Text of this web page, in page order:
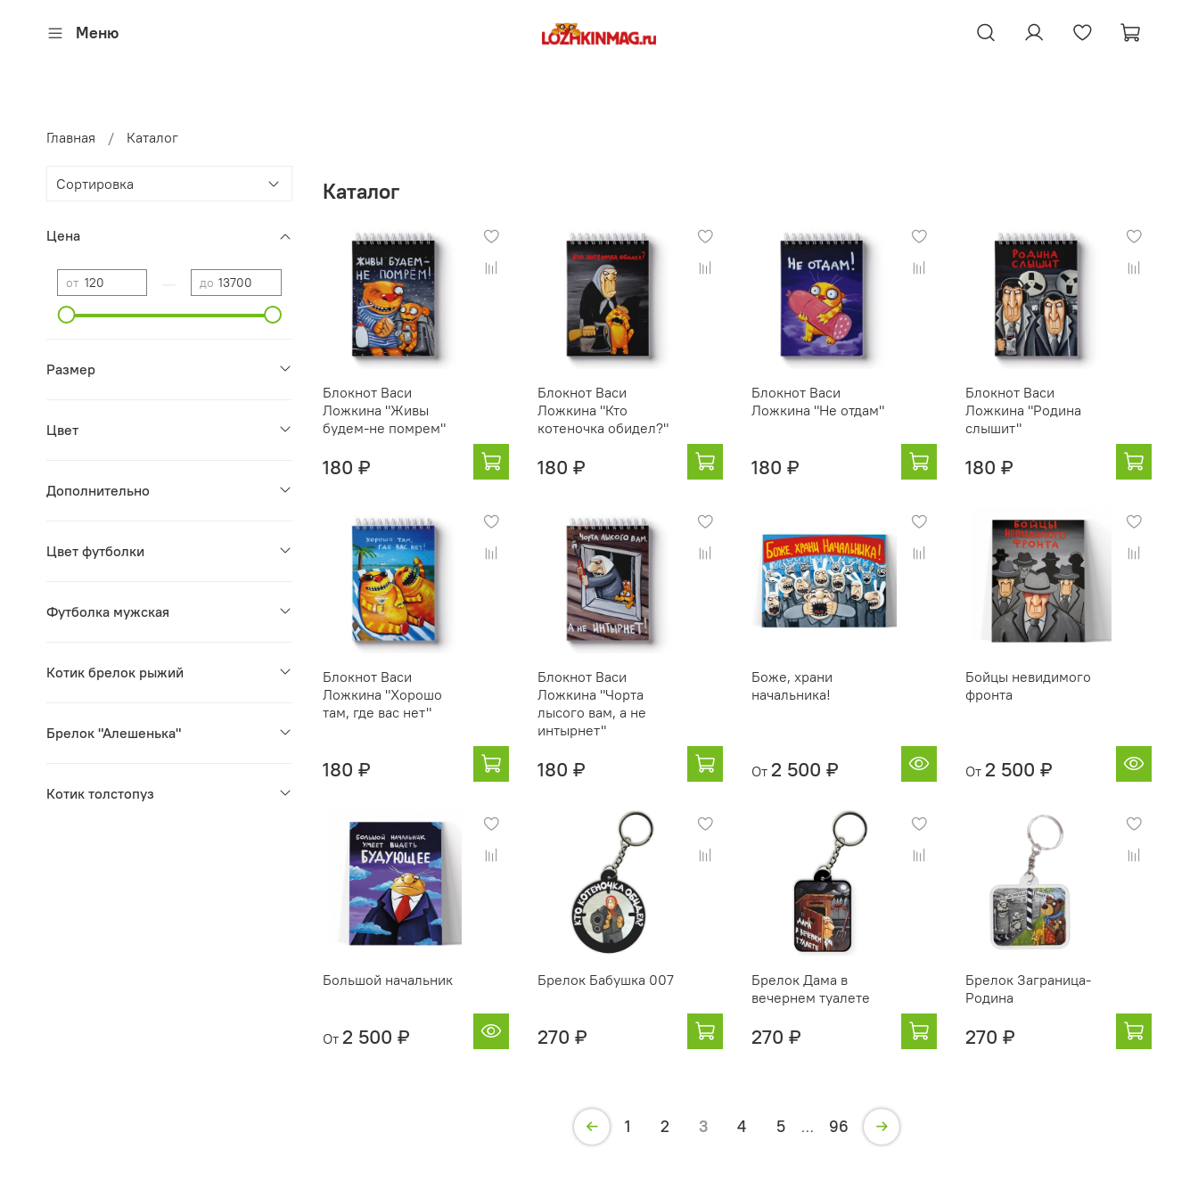
Меню
Главная Каталог
Каталог
Блокнот Васи
Ложкина "Живы
будем-не помрем"
180 ₽
Блокнот Васи
Ложкина "Кто
котеночка обидел?"
180 ₽
Блокнот Васи
Ложкина "Не отдам"
180 ₽
Блокнот Васи
Ложкина "Родина
слышит"
180 ₽
Блокнот Васи
Ложкина "Хорошо
там, где вас нет"
180 ₽
Блокнот Васи
Ложкина "Чорта
лысого вам, а не
интырнет"
180 ₽
Боже, храни
начальника!
От 2 500 ₽
Бойцы невидимого
фронта
От 2 500 ₽
Большой начальник
От 2 500 ₽
Брелок Бабушка 007
270 ₽
Брелок Дама в
вечернем туалете
270 ₽
Брелок Заграница-
Родина
270 ₽
1 2 3 4 5 … 96
Цена
от до
Размер
Цвет
Дополнительно
Цвет футболки
Футболка мужская
Котик брелок рыжий
Брелок "Алешенька"
Котик толстопуз